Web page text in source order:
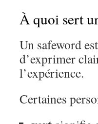
À quoi sert
Un safeword
d’exprimer
l’expérience.
Certaines